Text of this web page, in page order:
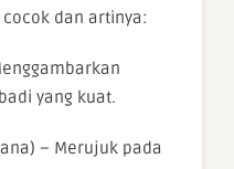
dan artinya:
yang kuat.
– Merujuk pada